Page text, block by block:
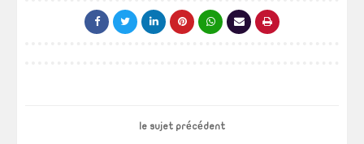
le sujet précédent